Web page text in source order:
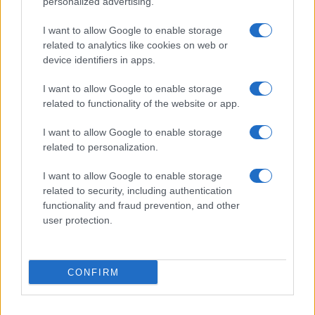
I want to allow Google to enable storage
related to analytics like cookies on web or
device identifiers in apps.
I want to allow Google to enable storage
related to functionality of the website or app.
I want to allow Google to enable storage
related to personalization.
I want to allow Google to enable storage
related to security, including authentication
functionality and fraud prevention, and other
user protection.
CONFIRM
L’unica soluzione trovata dal commercialista di
Cazzago Brabbia – dopo aver fatto rivoltare nella
dell’Eni che assicurava dividendi crescenti annui
da oltre 100 milioni di euro – è stata quella di
stracciare i patti con i cittadini con l’introduzione
di norme retroattive che pare hanno fatto
sobbalzare il neopresidente di Confindustria
Emanuele Orsini, imprenditore concreto con la
Deo gratias!) dello stato di diritto non solo
per i cittadini, ma anche per le imprese.
Politicamente Giorgetti, è diventato più
trasformista di Zelig: fin dal principio, ha